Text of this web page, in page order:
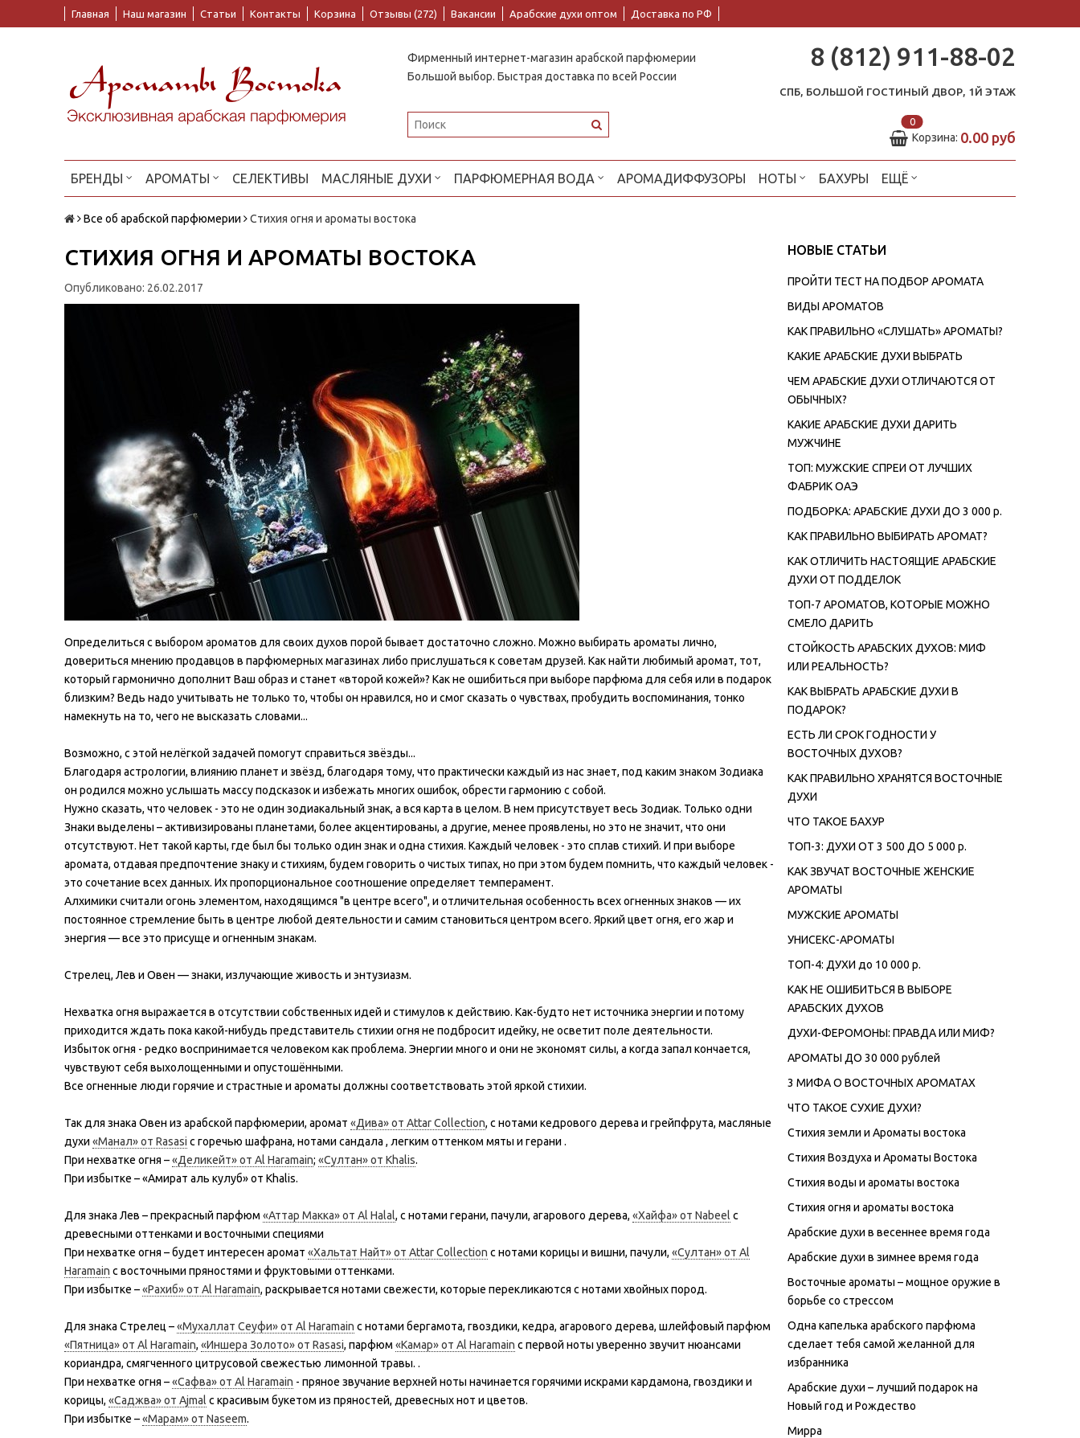
Главная Наш магазин Статьи Контакты Корзина Отзывы (272) Вакансии Арабские духи оптом Доставка по РФ
Фирменный интернет-магазин арабской парфюмерии
Большой выбор. Быстрая доставка по всей России
8 (812) 911-88-02
СПБ, БОЛЬШОЙ ГОСТИНЫЙ ДВОР, 1Й ЭТАЖ
0
Корзина: 0.00 руб
БРЕНДЫ АРОМАТЫ СЕЛЕКТИВЫ МАСЛЯНЫЕ ДУХИ ПАРФЮМЕРНАЯ ВОДА АРОМАДИФФУЗОРЫ НОТЫ БАХУРЫ ЕЩЁ
Все об арабской парфюмерии Стихия огня и ароматы востока
НОВЫЕ СТАТЬИ
ПРОЙТИ ТЕСТ НА ПОДБОР АРОМАТА
ВИДЫ АРОМАТОВ
КАК ПРАВИЛЬНО «СЛУШАТЬ» АРОМАТЫ?
КАКИЕ АРАБСКИЕ ДУХИ ВЫБРАТЬ
ЧЕМ АРАБСКИЕ ДУХИ ОТЛИЧАЮТСЯ ОТ
ОБЫЧНЫХ?
КАКИЕ АРАБСКИЕ ДУХИ ДАРИТЬ
МУЖЧИНЕ
ТОП: МУЖСКИЕ СПРЕИ ОТ ЛУЧШИХ
ФАБРИК ОАЭ
ПОДБОРКА: АРАБСКИЕ ДУХИ ДО 3 000 р.
КАК ПРАВИЛЬНО ВЫБИРАТЬ АРОМАТ?
КАК ОТЛИЧИТЬ НАСТОЯЩИЕ АРАБСКИЕ
ДУХИ ОТ ПОДДЕЛОК
ТОП-7 АРОМАТОВ, КОТОРЫЕ МОЖНО
СМЕЛО ДАРИТЬ
СТОЙКОСТЬ АРАБСКИХ ДУХОВ: МИФ
ИЛИ РЕАЛЬНОСТЬ?
КАК ВЫБРАТЬ АРАБСКИЕ ДУХИ В
ПОДАРОК?
ЕСТЬ ЛИ СРОК ГОДНОСТИ У
ВОСТОЧНЫХ ДУХОВ?
КАК ПРАВИЛЬНО ХРАНЯТСЯ ВОСТОЧНЫЕ
ДУХИ
ЧТО ТАКОЕ БАХУР
ТОП-3: ДУХИ ОТ 3 500 ДО 5 000 р.
КАК ЗВУЧАТ ВОСТОЧНЫЕ ЖЕНСКИЕ
АРОМАТЫ
МУЖСКИЕ АРОМАТЫ
УНИСЕКС-АРОМАТЫ
ТОП-4: ДУХИ до 10 000 р.
КАК НЕ ОШИБИТЬСЯ В ВЫБОРЕ
АРАБСКИХ ДУХОВ
ДУХИ-ФЕРОМОНЫ: ПРАВДА ИЛИ МИФ?
АРОМАТЫ ДО 30 000 рублей
3 МИФА О ВОСТОЧНЫХ АРОМАТАХ
ЧТО ТАКОЕ СУХИЕ ДУХИ?
Стихия земли и Ароматы востока
Стихия Воздуха и Ароматы Востока
Стихия воды и ароматы востока
Стихия огня и ароматы востока
Арабские духи в весеннее время года
Арабские духи в зимнее время года
Восточные ароматы – мощное оружие в
борьбе со стрессом
Одна капелька арабского парфюма
сделает тебя самой желанной для
избранника
Арабские духи – лучший подарок на
Новый год и Рождество
Мирра
СТИХИЯ ОГНЯ И АРОМАТЫ ВОСТОКА
Опубликовано: 26.02.2017
Определиться с выбором ароматов для своих духов порой бывает достаточно сложно. Можно выбирать ароматы лично,
довериться мнению продавцов в парфюмерных магазинах либо прислушаться к советам друзей. Как найти любимый аромат, тот,
который гармонично дополнит Ваш образ и станет «второй кожей»? Как не ошибиться при выборе парфюма для себя или в подарок
близким? Ведь надо учитывать не только то, чтобы он нравился, но и смог сказать о чувствах, пробудить воспоминания, тонко
намекнуть на то, чего не высказать словами...
Возможно, с этой нелёгкой задачей помогут справиться звёзды...
Благодаря астрологии, влиянию планет и звёзд, благодаря тому, что практически каждый из нас знает, под каким знаком Зодиака
он родился можно услышать массу подсказок и избежать многих ошибок, обрести гармонию с собой.
Нужно сказать, что человек - это не один зодиакальный знак, а вся карта в целом. В нем присутствует весь Зодиак. Только одни
Знаки выделены – активизированы планетами, более акцентированы, а другие, менее проявлены, но это не значит, что они
отсутствуют. Нет такой карты, где был бы только один знак и одна стихия. Каждый человек - это сплав стихий. И при выборе
аромата, отдавая предпочтение знаку и стихиям, будем говорить о чистых типах, но при этом будем помнить, что каждый человек -
это сочетание всех данных. Их пропорциональное соотношение определяет темперамент.
Алхимики считали огонь элементом, находящимся "в центре всего", и отличительная особенность всех огненных знаков — их
постоянное стремление быть в центре любой деятельности и самим становиться центром всего. Яркий цвет огня, его жар и
энергия — все это присуще и огненным знакам.
Стрелец, Лев и Овен — знаки, излучающие живость и энтузиазм.
Нехватка огня выражается в отсутствии собственных идей и стимулов к действию. Как-будто нет источника энергии и потому
приходится ждать пока какой-нибудь представитель стихии огня не подбросит идейку, не осветит поле деятельности.
Избыток огня - редко воспринимается человеком как проблема. Энергии много и они не экономят силы, а когда запал кончается,
чувствуют себя выхолощенными и опустошёнными.
Все огненные люди горячие и страстные и ароматы должны соответствовать этой яркой стихии.
Так для знака Овен из арабской парфюмерии, аромат «Дива» от Attar Collection, с нотами кедрового дерева и грейпфрута, масляные
духи «Манал» от Rasasi с горечью шафрана, нотами сандала , легким оттенком мяты и герани .
При нехватке огня –«Деликейт» от Al Haramain; «Султан» от Khalis.
При избытке – «Амират аль кулуб» от Khalis.
Для знака Лев – прекрасный парфюм «Аттар Макка» от Al Halal, с нотами герани, пачули, агарового дерева, «Хайфа» от Nabeel с
древесными оттенками и восточными специями
При нехватке огня – будет интересен аромат «Хальтат Найт» от Attar Collection с нотами корицы и вишни, пачули, «Султан» от Al
Haramain с восточными пряностями и фруктовыми оттенками.
При избытке –«Рахиб» от Al Haramain, раскрывается нотами свежести, которые перекликаются с нотами хвойных пород.
Для знака Стрелец –«Мухаллат Сеуфи» от Al Haramain с нотами бергамота, гвоздики, кедра, агарового дерева, шлейфовый парфюм
«Пятница» от Al Haramain, «Иншера Золото» от Rasasi, парфюм «Камар» от Al Haramain с первой ноты уверенно звучит нюансами
кориандра, смягченного цитрусовой свежестью лимонной травы. .
При нехватке огня –«Сафва» от Al Haramain - пряное звучание верхней ноты начинается горячими искрами кардамона, гвоздики и
корицы, «Саджва» от Ajmal c красивым букетом из пряностей, древесных нот и цветов.
При избытке –«Марам» от Naseem.